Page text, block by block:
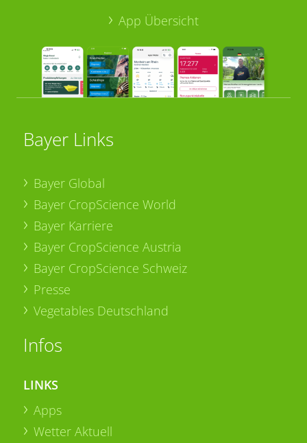
App Übersicht
Bayer Links
Bayer Global
Bayer CropScience World
Bayer Karriere
Bayer CropScience Austria
Bayer CropScience Schweiz
Presse
Vegetables Deutschland
Infos
LINKS
Apps
Wetter Aktuell